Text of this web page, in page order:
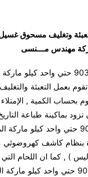
وتغليف مسحوق
مهندس مـــنسى
ان ماكينة موديل 903 حتي واحد
بعمل التعبئة
بحساب الكمية ,
بماكينة طباعة
الماكينة موديل 903 حتي واحد كيلو
بنظام كاشف
) , كما ان اللحام
الماكينة موديل 903 حتي واحد كيلو